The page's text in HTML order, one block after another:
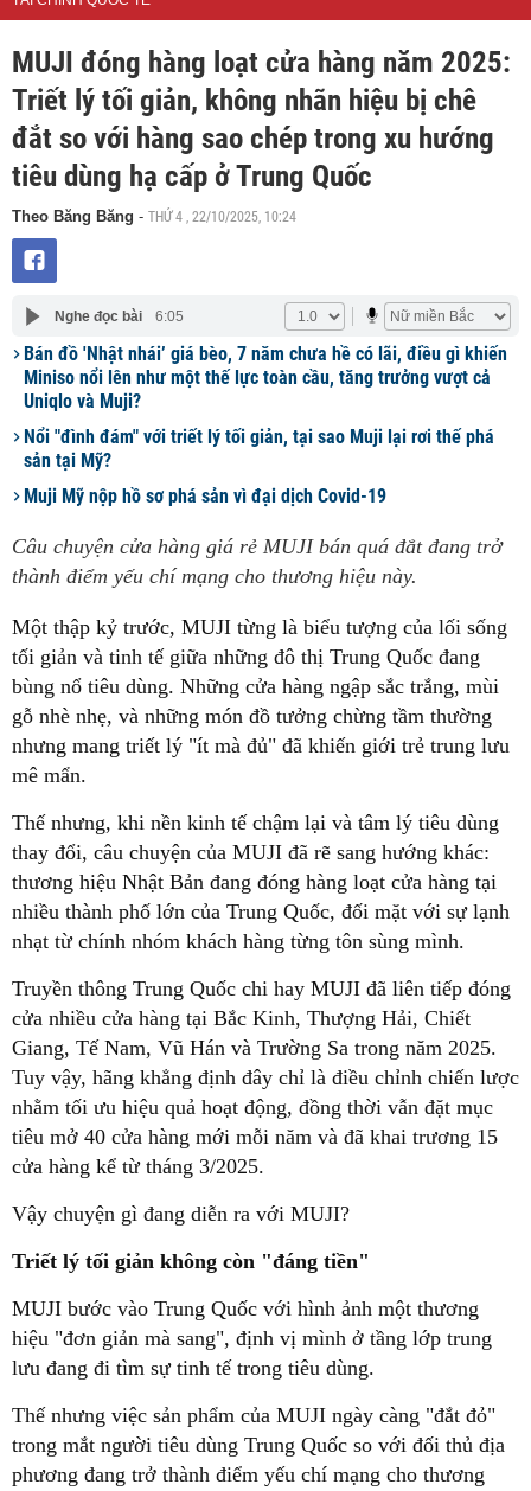
MUJI đóng hàng loạt cửa hàng năm 2025:
Triết lý tối giản, không nhãn hiệu bị chê
đắt so với hàng sao chép trong xu hướng
tiêu dùng hạ cấp ở Trung Quốc
Theo Băng Băng - THỨ 4 , 22/10/2025, 10:24
Nghe đọc bài 6:05
Bán đồ 'Nhật nhái’ giá bèo, 7 năm chưa hề có lãi, điều gì khiến
Miniso nổi lên như một thế lực toàn cầu, tăng trưởng vượt cả
Uniqlo và Muji?
Nổi "đình đám" với triết lý tối giản, tại sao Muji lại rơi thế phá
sản tại Mỹ?
Muji Mỹ nộp hồ sơ phá sản vì đại dịch Covid-19
Câu chuyện cửa hàng giá rẻ MUJI bán quá đắt đang trở
thành điểm yếu chí mạng cho thương hiệu này.
Một thập kỷ trước, MUJI từng là biểu tượng của lối sống
tối giản và tinh tế giữa những đô thị Trung Quốc đang
bùng nổ tiêu dùng. Những cửa hàng ngập sắc trắng, mùi
gỗ nhè nhẹ, và những món đồ tưởng chừng tầm thường
nhưng mang triết lý "ít mà đủ" đã khiến giới trẻ trung lưu
mê mẩn.
Thế nhưng, khi nền kinh tế chậm lại và tâm lý tiêu dùng
thay đổi, câu chuyện của MUJI đã rẽ sang hướng khác:
thương hiệu Nhật Bản đang đóng hàng loạt cửa hàng tại
nhiều thành phố lớn của Trung Quốc, đối mặt với sự lạnh
nhạt từ chính nhóm khách hàng từng tôn sùng mình.
Truyền thông Trung Quốc chi hay MUJI đã liên tiếp đóng
cửa nhiều cửa hàng tại Bắc Kinh, Thượng Hải, Chiết
Giang, Tế Nam, Vũ Hán và Trường Sa trong năm 2025.
Tuy vậy, hãng khẳng định đây chỉ là điều chỉnh chiến lược
nhằm tối ưu hiệu quả hoạt động, đồng thời vẫn đặt mục
tiêu mở 40 cửa hàng mới mỗi năm và đã khai trương 15
cửa hàng kể từ tháng 3/2025.
Vậy chuyện gì đang diễn ra với MUJI?
Triết lý tối giản không còn "đáng tiền"
MUJI bước vào Trung Quốc với hình ảnh một thương
hiệu "đơn giản mà sang", định vị mình ở tầng lớp trung
lưu đang đi tìm sự tinh tế trong tiêu dùng.
Thế nhưng việc sản phẩm của MUJI ngày càng "đắt đỏ"
trong mắt người tiêu dùng Trung Quốc so với đối thủ địa
phương đang trở thành điểm yếu chí mạng cho thương